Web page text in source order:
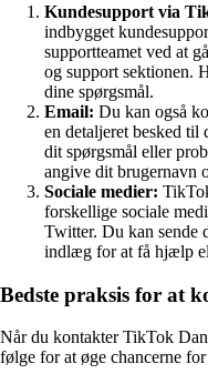
Kundesupport via
indbygget
supportteamet ved at
og support sektionen.
dine spørgsmål.
Email: Du kan også
en detaljeret besked til
dit spørgsmål eller
angive dit brugernavn
Sociale medier:
forskellige sociale
Twitter. Du kan sende
indlæg for at få hjælp
Bedste praksis for at
Når du kontakter TikTok
følge for at øge chancerne